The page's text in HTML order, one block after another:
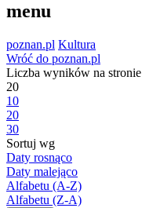
menu
poznan.pl Kultura
Wróć do poznan.pl
Liczba wyników na stronie
20
10
20
30
Sortuj wg
Daty rosnąco
Daty malejąco
Alfabetu (A-Z)
Alfabetu (Z-A)